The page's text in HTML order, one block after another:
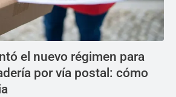
el nuevo régimen para
por vía postal: cómo